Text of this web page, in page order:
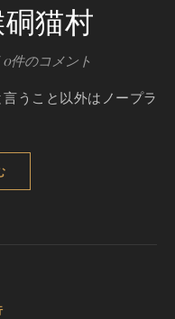
猫村
0件のコメント